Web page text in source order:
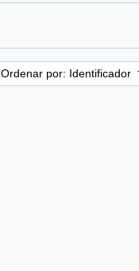
Ordenar por: Identificador